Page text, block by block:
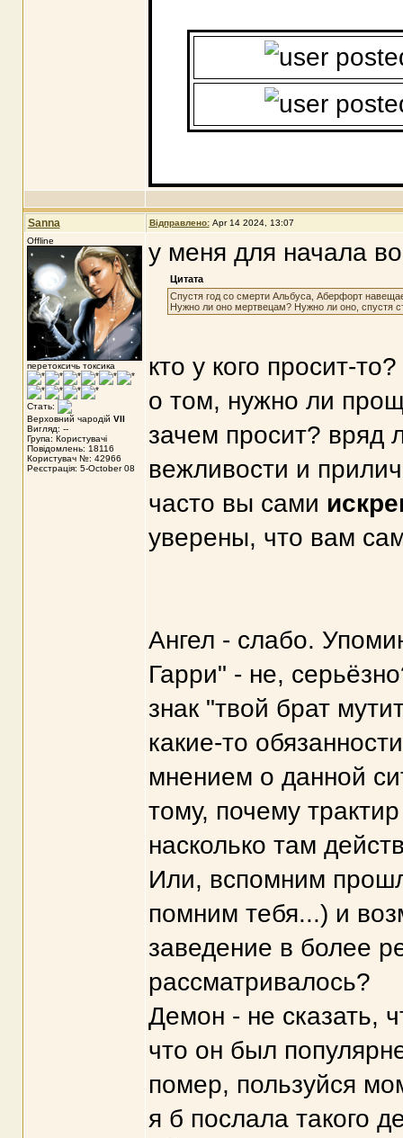
Sanna Відправлено: Apr 14 2024, 13:07
Offline
перетоксичь токсика
Стать:
Верховний чародій VII
Вигляд: --
Група: Користувачі
Повідомлень: 18116
Користувач №: 42966
Реєстрація: 5-October 08
у меня для начала
Цитата
Спустя год со смерти Альбуса, Аберфорт
Нужно ли оно мертвецам? Нужно ли оно, спустя
кто у кого просит-
о том, нужно ли
зачем просит? вряд
вежливости и
часто вы сами
уверены, что вам
Ангел - слабо.
Гарри" - не,
знак "твой брат
какие-то
мнением о данной
тому, почему
насколько там
Или, вспомним
помним тебя...) и
заведение в более
рассматривалось?
Демон - не сказать,
что он был
помер, пользуйся
я б послала такого